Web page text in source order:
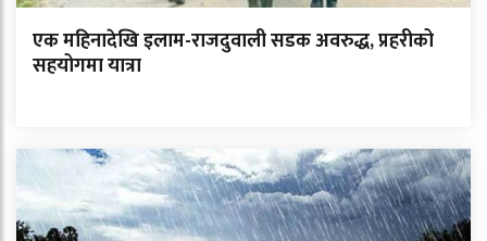
एक महिनादेखि इलाम-राजदुवाली सडक अवरुद्ध, प्रहरीको
सहयोगमा यात्रा